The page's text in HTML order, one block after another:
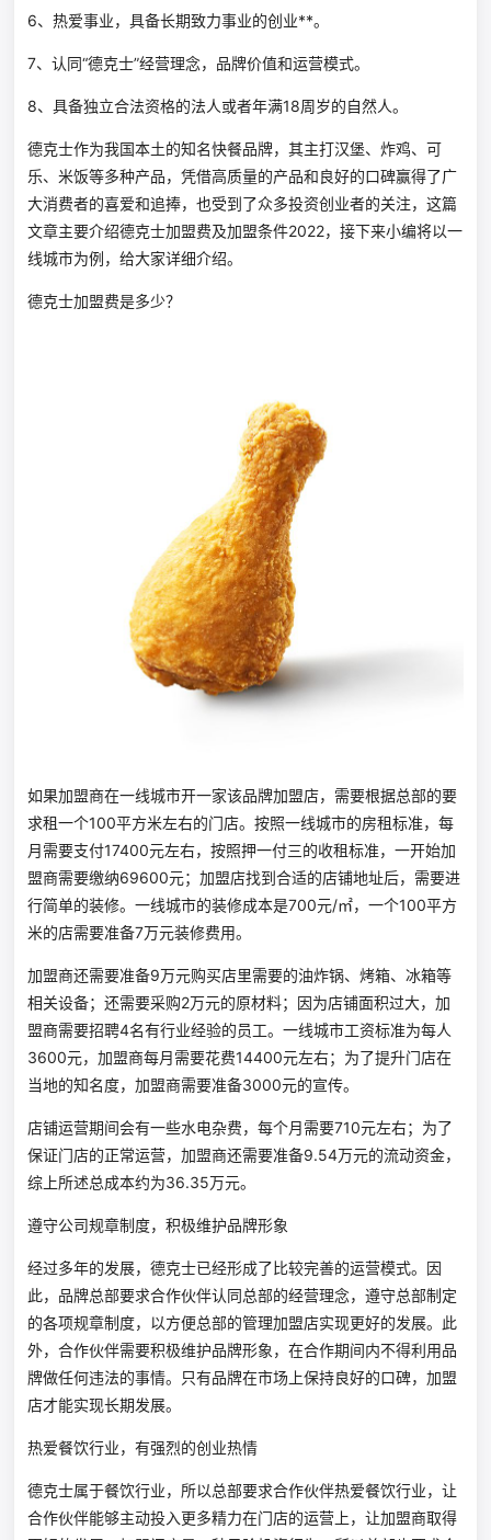
6、热爱事业，具备长期致力事业的创业**。
7、认同“德克士”经营理念，品牌价值和运营模式。
8、具备独立合法资格的法人或者年满18周岁的自然人。
德克士作为我国本土的知名快餐品牌，其主打汉堡、炸鸡、可
乐、米饭等多种产品，凭借高质量的产品和良好的口碑赢得了广
大消费者的喜爱和追捧，也受到了众多投资创业者的关注，这篇
文章主要介绍德克士加盟费及加盟条件2022，接下来小编将以一
线城市为例，给大家详细介绍。
德克士加盟费是多少？
如果加盟商在一线城市开一家该品牌加盟店，需要根据总部的要
求租一个100平方米左右的门店。按照一线城市的房租标准，每
月需要支付17400元左右，按照押一付三的收租标准，一开始加
盟商需要缴纳69600元；加盟店找到合适的店铺地址后，需要进
行简单的装修。一线城市的装修成本是700元/㎡，一个100平方
米的店需要准备7万元装修费用。
加盟商还需要准备9万元购买店里需要的油炸锅、烤箱、冰箱等
相关设备；还需要采购2万元的原材料；因为店铺面积过大，加
盟商需要招聘4名有行业经验的员工。一线城市工资标准为每人
3600元，加盟商每月需要花费14400元左右；为了提升门店在
当地的知名度，加盟商需要准备3000元的宣传。
店铺运营期间会有一些水电杂费，每个月需要710元左右；为了
保证门店的正常运营，加盟商还需要准备9.54万元的流动资金，
综上所述总成本约为36.35万元。
遵守公司规章制度，积极维护品牌形象
经过多年的发展，德克士已经形成了比较完善的运营模式。因
此，品牌总部要求合作伙伴认同总部的经营理念，遵守总部制定
的各项规章制度，以方便总部的管理加盟店实现更好的发展。此
外，合作伙伴需要积极维护品牌形象，在合作期间内不得利用品
牌做任何违法的事情。只有品牌在市场上保持良好的口碑，加盟
店才能实现长期发展。
热爱餐饮行业，有强烈的创业热情
德克士属于餐饮行业，所以总部要求合作伙伴热爱餐饮行业，让
合作伙伴能够主动投入更多精力在门店的运营上，让加盟商取得